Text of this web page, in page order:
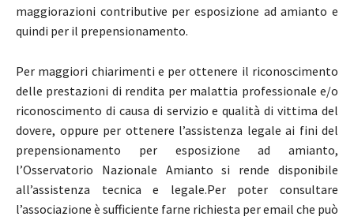
maggiorazioni contributive per esposizione ad amianto e
quindi per il prepensionamento.
Per maggiori chiarimenti e per ottenere il riconoscimento
delle prestazioni di rendita per malattia professionale e/o
riconoscimento di causa di servizio e qualità di vittima del
dovere, oppure per ottenere l’assistenza legale ai fini del
prepensionamento per esposizione ad amianto,
l’Osservatorio Nazionale Amianto si rende disponibile
all’assistenza tecnica e legale.Per poter consultare
l’associazione è sufficiente farne richiesta per email che può